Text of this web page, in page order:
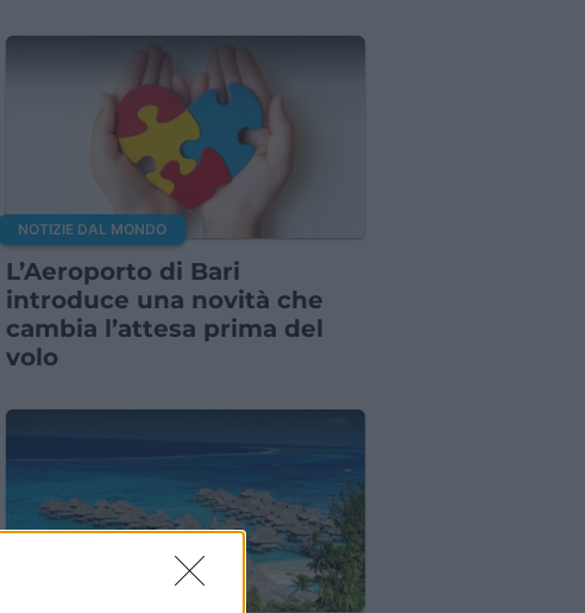
NOTIZIE DAL MONDO
L’Aeroporto di Bari
introduce una novità che
cambia l’attesa prima del
volo